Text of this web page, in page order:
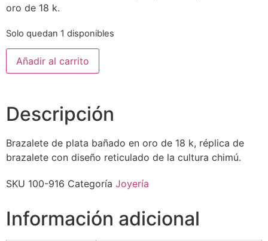
oro de 18 k.
Solo quedan 1 disponibles
Añadir al carrito
Descripción
Brazalete de plata bañado en oro de 18 k, réplica de
brazalete con diseño reticulado de la cultura chimú.
SKU 100-916 Categoría Joyería
Información adicional